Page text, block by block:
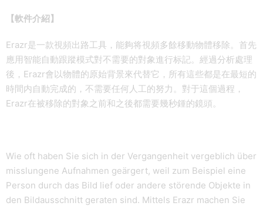
【軟件介紹】
Erazr是一款視頻出路工具，能夠将視頻多餘移動物體移除。首先
應用智能自動跟蹤模式對不需要的對象進行标記。經過分析處理
後，Erazr會以物體的原始背景來代替它，所有這些都是在最短的
時間内自動完成的，不需要任何人工的努力。對于這個過程，
Erazr在被移除的對象之前和之後都需要幾秒鍾的鏡頭。
Wie oft haben Sie sich in der Vergangenheit vergeblich über
misslungene Aufnahmen geärgert, weil zum Beispiel eine
Person durch das Bild lief oder andere störende Objekte in
den Bildausschnitt geraten sind. Mittels Erazr machen Sie